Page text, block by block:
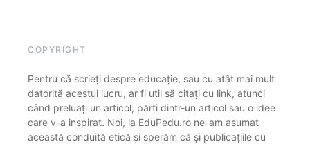
COPYRIGHT
Pentru că scrieți despre educație, sau cu atât mai mult
datorită acestui lucru, ar fi util să citați cu link, atunci
când preluați un articol, părți dintr-un articol sau o idee
care v-a inspirat. Noi, la EduPedu.ro ne-am asumat
această conduită etică și sperăm că și publicațiile cu